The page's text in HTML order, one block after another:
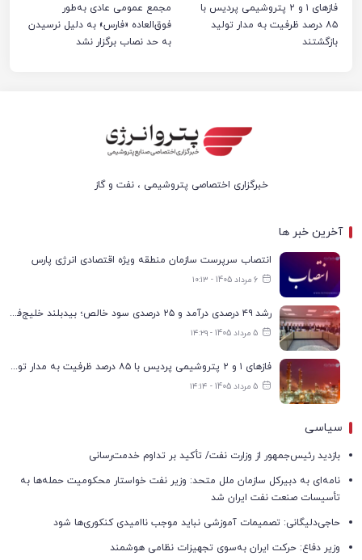
فازهای ۱ و ۲ پتروشیمی پردیس با
۸۵ درصد ظرفیت به مدار تولید
بازگشتند
مجمع عمومی عادی به‌طور
فوق‌العاده «فارس» به دلیل نرسیدن
به حد نصاب برگزار نشد
خبرگزاری اختصاصی پتروشیمی ، نفت و گاز
آخرین خبر ها
انتصاب سرپرست سازمان منطقه ویژه اقتصادی انرژی پارس
6 مرداد 1405 - ۱۰:۱۳
رشد ۴۹ درصدی درآمد و ۲۵ درصدی سود خالص؛ بیدبلند خلیج‌فارس سال ۱۴۰۴ را با رکوردهای جدید به پایان رساند
5 مرداد 1405 - ۱۴:۲۹
فازهای ۱ و ۲ پتروشیمی پردیس با ۸۵ درصد ظرفیت به مدار تولید بازگشتند
5 مرداد 1405 - ۱۴:۱۴
سیاسی
بازدید رئیس‌جمهور از وزارت نفت/ تأکید بر تداوم خدمت‌رسانی
نامه‌ای به دبیرکل سازمان ملل متحد: وزیر نفت خواستار محکومیت حمله‌ها به
تأسیسات صنعت نفت ایران شد
حاجی‌دلیگانی: تصمیمات آموزشی نباید موجب ناامیدی کنکوری‌ها شود
وزیر دفاع: حرکت ایران به‌سوی تجهیزات نظامی هوشمند